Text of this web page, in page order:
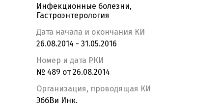
Инфекционные болезни,
Гастроэнтерология
Дата начала и окончания КИ
26.08.2014 - 31.05.2016
Номер и дата РКИ
№ 489 от 26.08.2014
Организация, проводящая КИ
ЭббВи Инк.